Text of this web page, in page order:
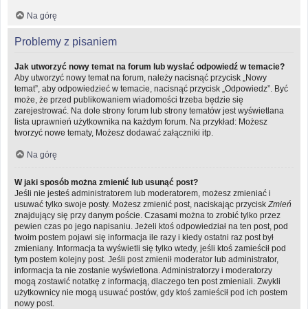
Na górę
Problemy z pisaniem
Jak utworzyć nowy temat na forum lub wysłać odpowiedź w temacie?
Aby utworzyć nowy temat na forum, należy nacisnąć przycisk „Nowy
temat”, aby odpowiedzieć w temacie, nacisnąć przycisk „Odpowiedz”. Być
może, że przed publikowaniem wiadomości trzeba będzie się
zarejestrować. Na dole strony forum lub strony tematów jest wyświetlana
lista uprawnień użytkownika na każdym forum. Na przykład: Możesz
tworzyć nowe tematy, Możesz dodawać załączniki itp.
Na górę
W jaki sposób można zmienić lub usunąć post?
Jeśli nie jesteś administratorem lub moderatorem, możesz zmieniać i
usuwać tylko swoje posty. Możesz zmienić post, naciskając przycisk Zmień
znajdujący się przy danym poście. Czasami można to zrobić tylko przez
pewien czas po jego napisaniu. Jeżeli ktoś odpowiedział na ten post, pod
twoim postem pojawi się informacja ile razy i kiedy ostatni raz post był
zmieniany. Informacja ta wyświetli się tylko wtedy, jeśli ktoś zamieścił pod
tym postem kolejny post. Jeśli post zmienił moderator lub administrator,
informacja ta nie zostanie wyświetlona. Administratorzy i moderatorzy
mogą zostawić notatkę z informacją, dlaczego ten post zmieniali. Zwykli
użytkownicy nie mogą usuwać postów, gdy ktoś zamieścił pod ich postem
nowy post.